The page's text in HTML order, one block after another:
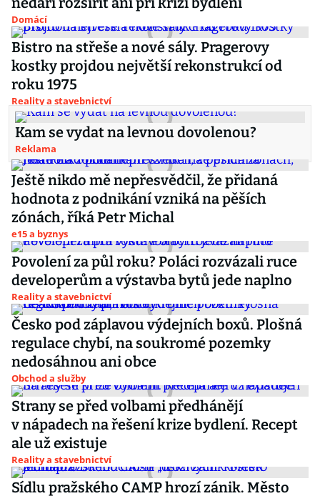
Domácí
Bistro na střeše a nové sály. Pragerovy
kostky projdou největší rekonstrukcí od
roku 1975
Reality a stavebnictví
Kam se vydat na levnou dovolenou?
Reklama
Ještě nikdo mě nepřesvědčil, že přidaná
hodnota z podnikání vzniká na pěších
zónách, říká Petr Michal
e15 a byznys
Povolení za půl roku? Poláci rozvázali ruce
developerům a výstavba bytů jede naplno
Reality a stavebnictví
Česko pod záplavou výdejních boxů. Plošná
regulace chybí, na soukromé pozemky
nedosáhnou ani obce
Obchod a služby
Strany se před volbami předhánějí
v nápadech na řešení krize bydlení. Recept
ale už existuje
Reality a stavebnictví
Sídlu pražského CAMP hrozí zánik. Město